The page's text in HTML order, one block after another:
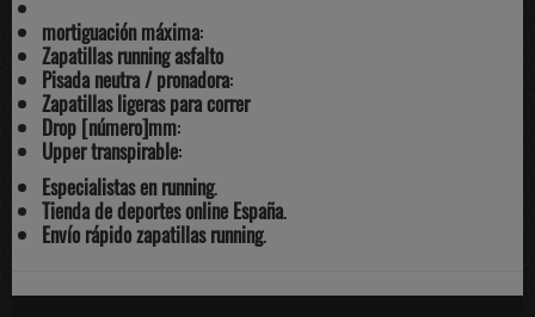
mortiguación máxima:
Zapatillas running asfalto
Pisada neutra / pronadora:
Zapatillas ligeras para correr
Drop [número]mm:
Upper transpirable:
Especialistas en running.
Tienda de deportes online España.
Envío rápido zapatillas running.